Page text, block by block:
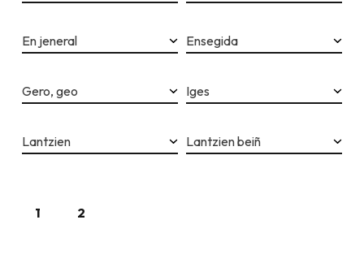
En jeneral Ensegida
Gero, geo Iges
Lantzien Lantzien beiñ
1 2